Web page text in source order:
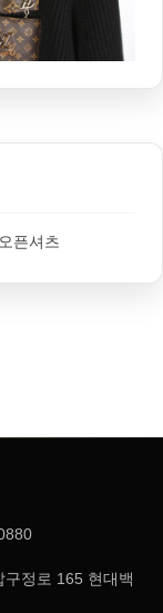
픈셔츠
정로 165 현대백